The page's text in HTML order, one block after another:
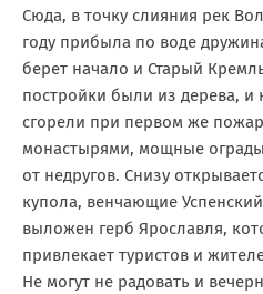
Сюда, в точку слияния рек
году прибыла по воде
берет начало и Старый
постройки были из дерева, и
сгорели при первом же
монастырями, мощные
от недругов. Снизу
купола, венчающие
выложен герб Ярославля,
привлекает туристов и
Не могут не радовать и